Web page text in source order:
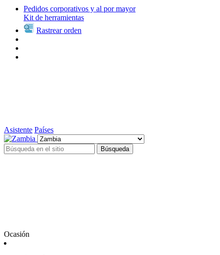
Pedidos corporativos y al por mayor
Kit de herramientas
Rastrear orden
Asistente Países
Búsqueda
Ocasión